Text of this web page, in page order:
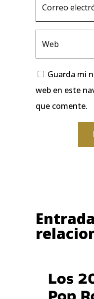
Guarda mi
web en este
que comente.